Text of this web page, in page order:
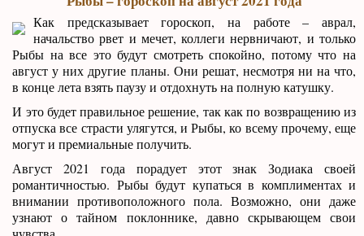
Как предсказывает гороскоп, на работе – аврал,
начальство рвет и мечет, коллеги нервничают, и только
Рыбы на все это будут смотреть спокойно, потому что на
август у них другие планы. Они решат, несмотря ни на что,
в конце лета взять паузу и отдохнуть на полную катушку.
И это будет правильное решение, так как по возвращению из
отпуска все страсти улягутся, и Рыбы, ко всему прочему, еще
могут и премиальные получить.
Август 2021 года порадует этот знак Зодиака своей
романтичностью. Рыбы будут купаться в комплиментах и
внимании противоположного пола. Возможно, они даже
узнают о тайном поклоннике, давно скрывающем свои